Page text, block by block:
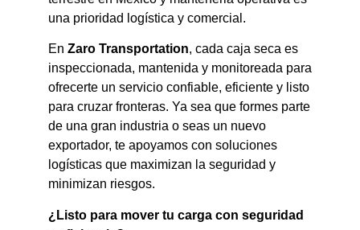
una prioridad logística y comercial.
En Zaro Transportation, cada caja seca es
inspeccionada, mantenida y monitoreada para
ofrecerte un servicio confiable, eficiente y listo
para cruzar fronteras. Ya sea que formes parte
de una gran industria o seas un nuevo
exportador, te apoyamos con soluciones
logísticas que maximizan la seguridad y
minimizan riesgos.
¿Listo para mover tu carga con seguridad